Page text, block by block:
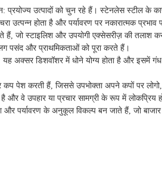
प्रयोज्य उत्पादों को चुन रहे हैं। स्टेनलेस स्टील के
होता है और पर्यावरण पर नकारात्मक प्रभाव
जो स्टाइलिश और उपयोगी एक्सेसरीज़ की तलाश
पसंद और प्राथमिकताओं को पूरा करते हैं।
डिशवॉशर में धोने योग्य होता है और इसमें गंध
पेश करती हैं, जिससे उपभोक्ता अपने कपों पर लोगो,
वे उपहार या प्रचार सामग्री के रूप में लोकप्रिय
पर्यावरण के अनुकूल विकल्प बन जाते हैं, जो